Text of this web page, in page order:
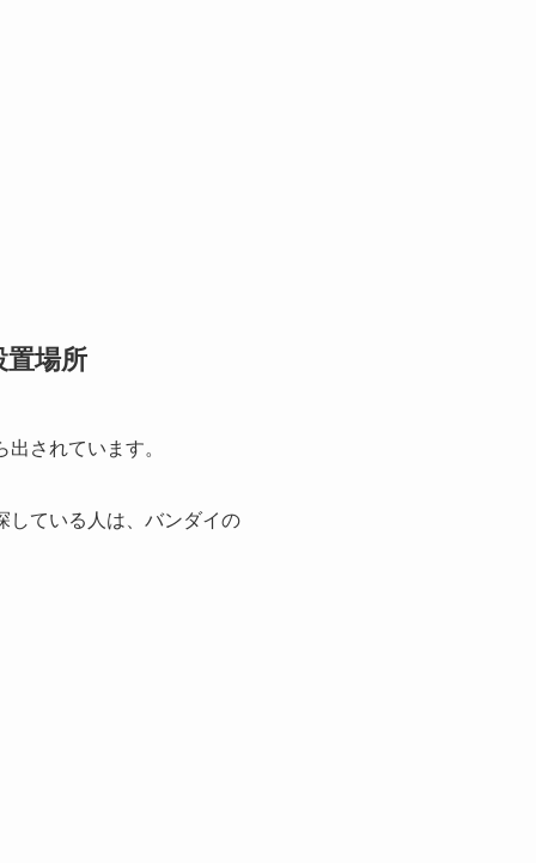
場所
されています。
している人は、バンダイの